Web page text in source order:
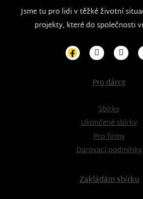
Jsme tu pro lidi v těžké životní
projekty, které do společnosti
Pro dárce
Sbírky
Ukončené sbírky
Pro firmy
Darovací podmínky
Zakládám sbírku